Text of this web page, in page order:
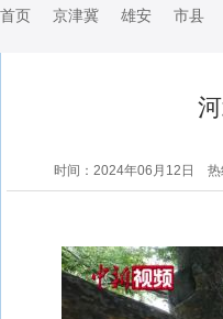
首页 京津冀 雄安 市县
时间：2024年06月12日